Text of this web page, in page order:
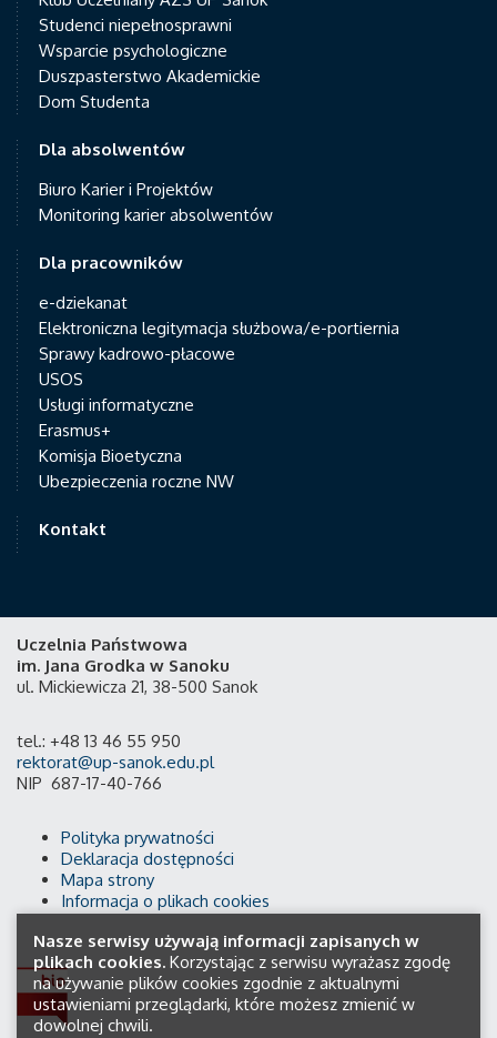
Studenci niepełnosprawni
Wsparcie psychologiczne
Duszpasterstwo Akademickie
Dom Studenta
Dla absolwentów
Biuro Karier i Projektów
Monitoring karier absolwentów
Dla pracowników
e-dziekanat
Elektroniczna legitymacja służbowa/e-portiernia
Sprawy kadrowo-płacowe
USOS
Usługi informatyczne
Erasmus+
Komisja Bioetyczna
Ubezpieczenia roczne NW
Kontakt
Uczelnia Państwowa
im. Jana Grodka w Sanoku
ul. Mickiewicza 21, 38-500 Sanok
tel.: +48 13 46 55 950
rektorat@up-sanok.edu.pl
NIP 687-17-40-766
Polityka prywatności
Deklaracja dostępności
Mapa strony
Informacja o plikach cookies
Nasze serwisy używają informacji zapisanych w
plikach cookies. Korzystając z serwisu wyrażasz zgodę
na używanie plików cookies zgodnie z aktualnymi
ustawieniami przeglądarki, które możesz zmienić w
dowolnej chwili.